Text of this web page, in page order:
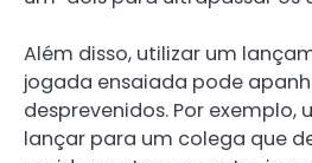
Além disso, utilizar um
jogada ensaiada pode
desprevenidos. Por exemplo,
lançar para um colega que